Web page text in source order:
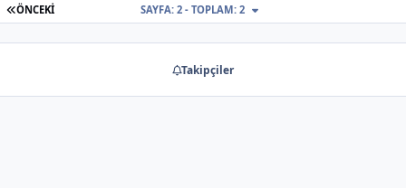
İLK SAYFA
ÖNCEKI SAYFA: 2 - TOPLAM: 2
Takipçiler